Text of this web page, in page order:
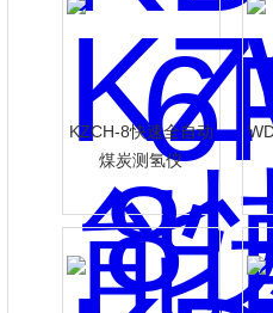
KZCH-8快速全自动
煤炭测氢仪